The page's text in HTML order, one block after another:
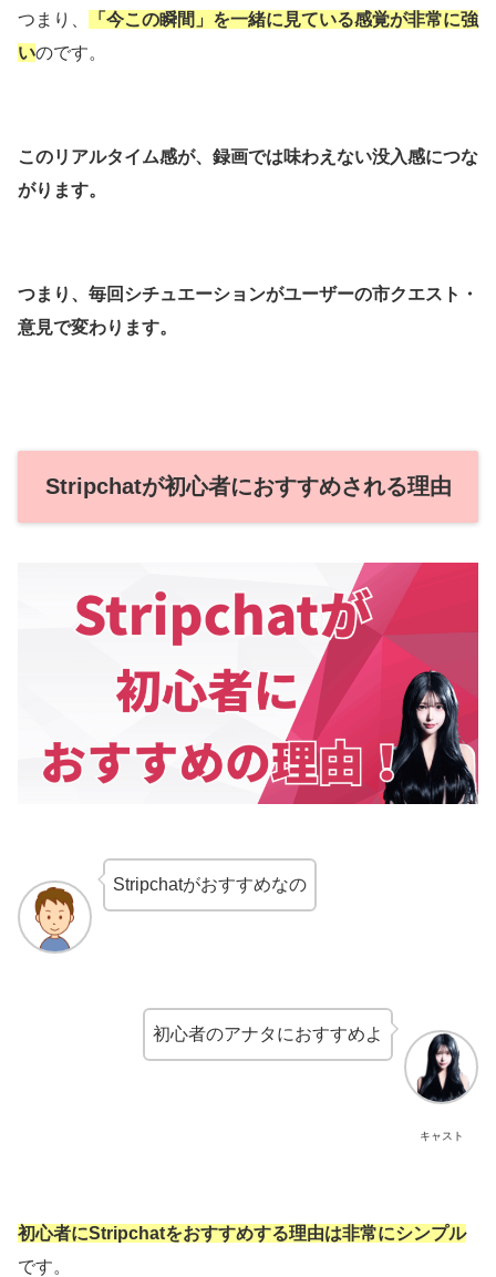
つまり、
「今この瞬間」を一緒に見ている感覚が非常に強
いのです。
このリアルタイム感が、録画では味わえない没入感につな
がります。
つまり、毎回シチュエーションがユーザーの市クエスト・
意見で変わります。
Stripchatが初心者におすすめされる理由
Stripchatがおすすめなの
キャスト
初心者のアナタにおすすめよ
初心者にStripchatをおすすめする理由は非常にシンプル
です。